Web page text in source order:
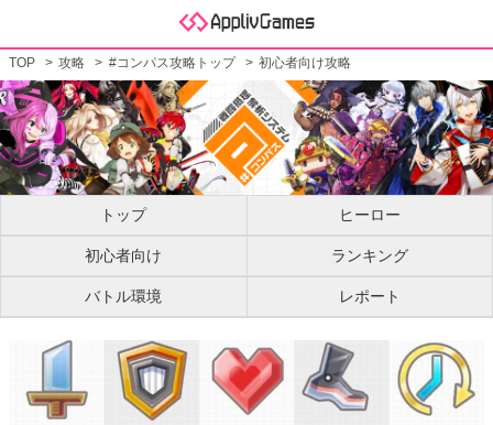
TOP 攻略 #コンパス攻略トップ 初心者向け攻略
トップ ヒーロー
初心者向け ランキング
バトル環境 レポート